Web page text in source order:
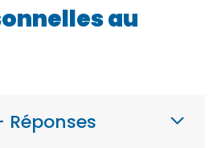
au
Réponses